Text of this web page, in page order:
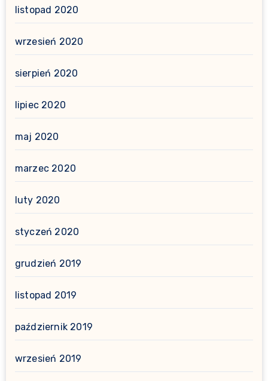
listopad 2020
wrzesień 2020
sierpień 2020
lipiec 2020
maj 2020
marzec 2020
luty 2020
styczeń 2020
grudzień 2019
listopad 2019
październik 2019
wrzesień 2019